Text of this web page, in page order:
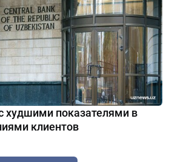
худшими показателями в
клиентов